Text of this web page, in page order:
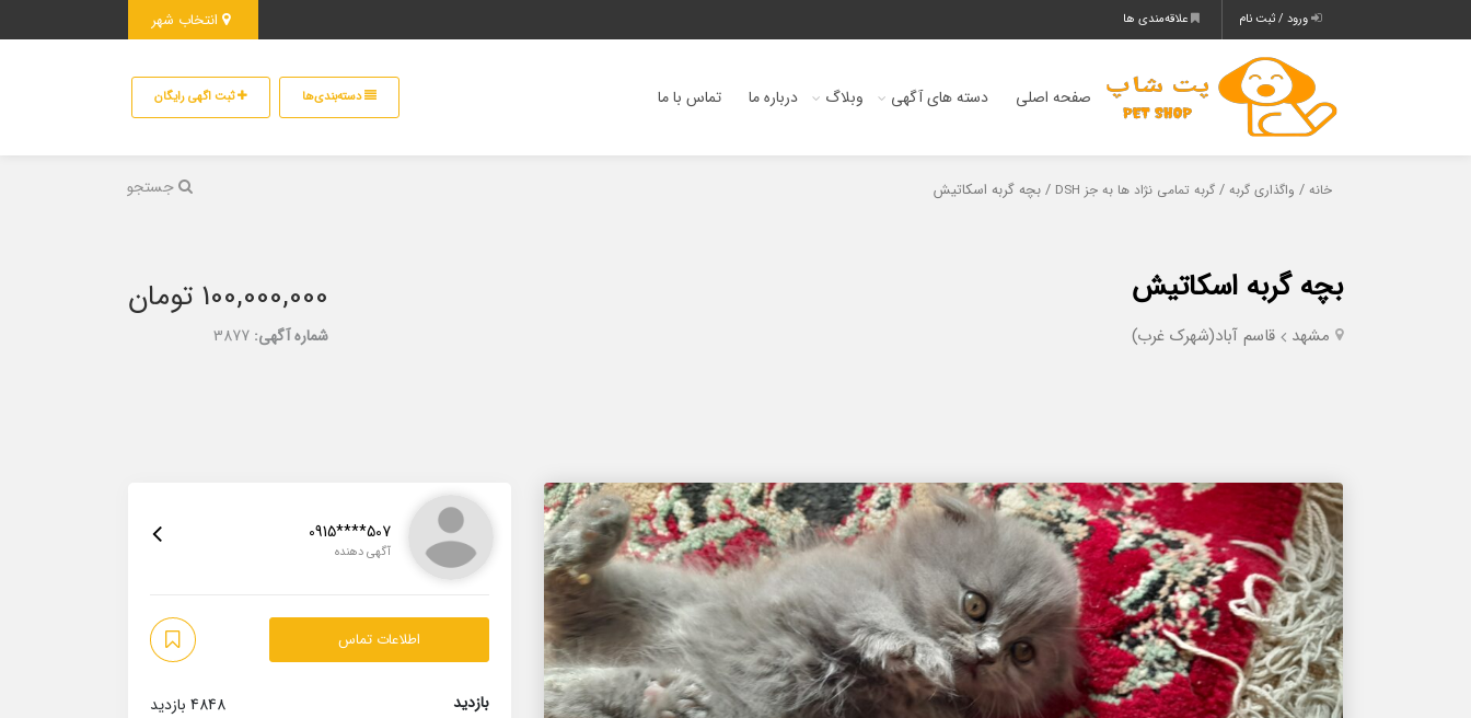
ورود / ثبت نام علاقه‌مندی ها
صفحه اصلی دسته های آگهی وبلاگ درباره ما تماس با ما دسته‌بندی‌ها ثبت اگهی رایگان
جستجو خانه / واگذاری گربه / گربه تمامی نژاد ها به جز DSH / بچه گربه اسکاتیش
بچه گربه اسکاتیش
مشهد قاسم آباد(شهرک غرب)
100,000,000 تومان
شماره آگهی: 3877
0915****507
آگهی دهنده
اطلاعات تماس
بازدید 4848 بازدید